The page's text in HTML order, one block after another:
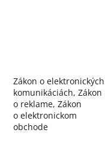
Zákon o elektronických
komunikáciách, Zákon
o reklame, Zákon
o elektronickom
obchode